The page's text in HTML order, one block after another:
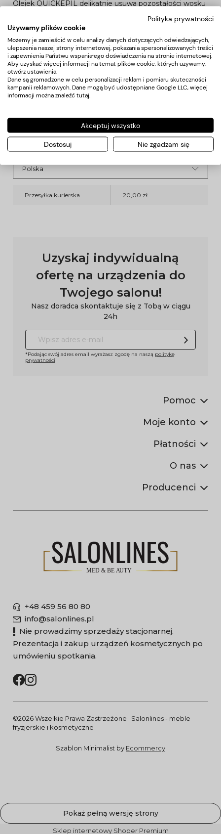
Olejek QUICKEPIL delikatnie usuwa pozostałości wosku
po depilacji, pozostawia skórę gładką i nawilżoną. Zacząć
aplikację delikatnymi ruchami masującymi, a następnie
masować energicznie. Przeznaczony do każdego typu
skóry.
Zawiera bisabolol, olejek z owoców dzikiej róży, wit. E, A
oraz olejek z oliwek.
Pojemność 1000ml
Koszty dostawy
Kraj wysyłki:
Przesyłka kurierska 20,00 zł
Uzyskaj indywidualną
ofertę na urządzenia do
Twojego salonu!
Nasz doradca skontaktuje się z Tobą w ciągu
24h
*Podając swój adres email wyrażasz zgodę na naszą politykę
prywatności
Pomoc
Moje konto
Płatności
O nas
Producenci
+48 459 56 80 80
info@salonlines.pl
Nie prowadzimy sprzedaży stacjonarnej.
Prezentacja i zakup urządzeń kosmetycznych po
umówieniu spotkania.
©2026 Wszelkie Prawa Zastrzeżone | Salonlines - meble
fryzjerskie i kosmetyczne
Szablon Minimalist by Ecommercy
Pokaż pełną wersję strony
Polityka prywatności
Używamy plików cookie
Możemy je zamieścić w celu analizy danych dotyczących odwiedzających,
ulepszenia naszej strony internetowej, pokazania spersonalizowanych treści
i zapewnienia Państwu wspaniałego doświadczenia na stronie internetowej.
Aby uzyskać więcej informacji na temat plików cookie, których używamy,
otwórz ustawienia.
Dane są gromadzone w celu personalizacji reklam i pomiaru skuteczności
kampanii reklamowych. Dane mogą być udostępniane Google LLC, więcej
informacji można znaleźć tutaj
Akceptuj wszystko
Dostosuj Nie zgadzam się
Sklep internetowy Shoper Premium